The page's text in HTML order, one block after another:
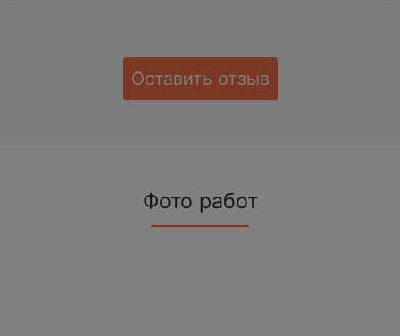
Оставить отзыв
Фото работ